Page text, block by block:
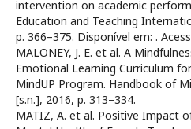
intervention on academic
Education and Teaching
p. 366–375. Disponível em: .
MALONEY, J. E. et al. A
Emotional Learning Curriculum
MindUP Program. Handbook of
[s.n.], 2016, p. 313–334.
MATIZ, A. et al. Positive Impact